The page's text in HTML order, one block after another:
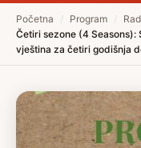
Početna Program
Četiri sezone (4
vještina za četiri godišnja